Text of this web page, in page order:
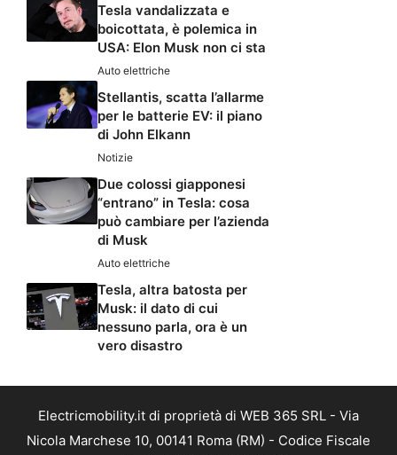
Tesla vandalizzata e
boicottata, è polemica in
USA: Elon Musk non ci sta
Auto elettriche
Stellantis, scatta l’allarme
per le batterie EV: il piano
di John Elkann
Notizie
Due colossi giapponesi
“entrano” in Tesla: cosa
può cambiare per l’azienda
di Musk
Auto elettriche
Tesla, altra batosta per
Musk: il dato di cui
nessuno parla, ora è un
vero disastro
Electricmobility.it di proprietà di WEB 365 SRL - Via
Nicola Marchese 10, 00141 Roma (RM) - Codice Fiscale